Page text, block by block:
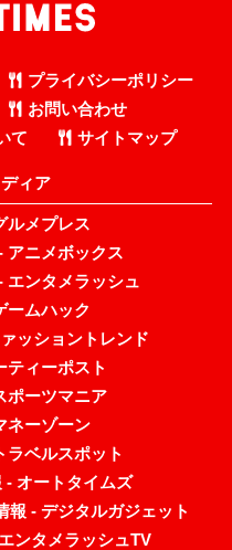
プライバシーポリシー
お問い合わせ
て
サイトマップ
ィア
ルメプレス
アニメボックス
エンタメラッシュ
ームハック
ッショントレンド
ティーポスト
ポーツマニア
ネーゾーン
ラベルスポット
- オートタイムズ
報 - デジタルガジェット
ンタメラッシュTV